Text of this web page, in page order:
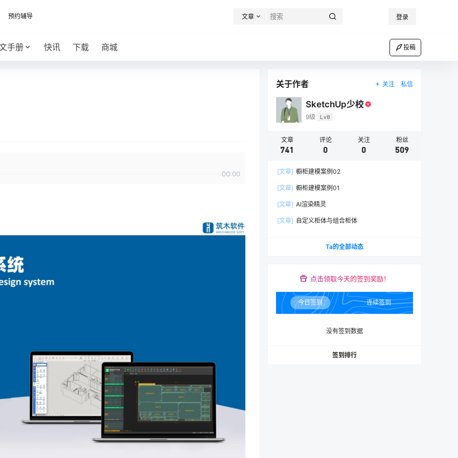
预约辅导 文章 登录
手册 快讯 下载 商城 投稿
00:00
关于作者 关注 私信
SketchUp少校
9级 Lv8
文章
741
评论
0
关注
0
粉丝
509
[文章] 橱柜建模案例02
[文章] 橱柜建模案例01
[文章] AI渲染精灵
[文章] 自定义柜体与组合柜体
Ta的全部动态
点击领取今天的签到奖励！
今日签到 连续签到
没有签到数据
签到排行